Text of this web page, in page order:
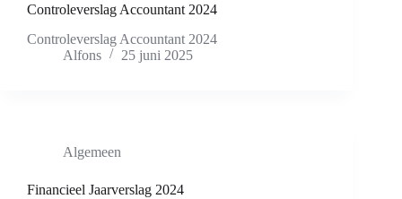
Controleverslag Accountant 2024
Controleverslag Accountant 2024
Alfons
25 juni 2025
Algemeen
Financieel Jaarverslag 2024